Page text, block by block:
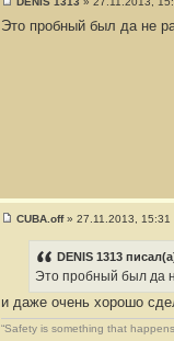
о
Это пробный был да не
н
и
е
CUBA.off» 27.11.2013, 15:31
DENIS 1313
Это пробный был да
и даже очень хорошо
“Safety is something that